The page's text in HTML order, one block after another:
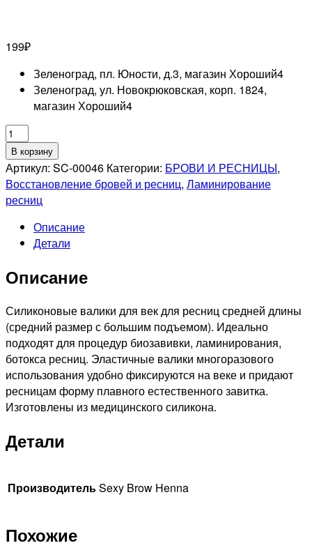
199₽
Зеленоград, пл. Юности, д.3, магазин Хороший4
Зеленоград, ул. Новокрюковская, корп. 1824,
магазин Хороший4
Количество
товара
Валики
силиконовые
М1,
пара
В корзину
Артикул: SC-00046 Категории: БРОВИ И РЕСНИЦЫ,
Восстановление бровей и ресниц, Ламинирование
ресниц
Описание
Детали
Описание
Силиконовые валики для век для ресниц средней длины
(средний размер с большим подъемом). Идеально
подходят для процедур биозавивки, ламинирования,
ботокса ресниц. Эластичные валики многоразового
использования удобно фиксируются на веке и придают
ресницам форму плавного естественного завитка.
Изготовлены из медицинского силикона.
Детали
ПроизводительSexy Brow Henna
Похожие